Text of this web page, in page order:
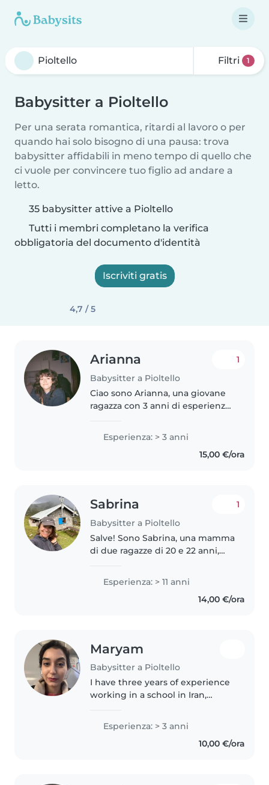
Filtri 1
Babysitter a Pioltello
Per una serata romantica, ritardi al lavoro o per
quando hai solo bisogno di una pausa: trova
babysitter affidabili in meno tempo di quello che
ci vuole per convincere tuo figlio ad andare a
letto.
35 babysitter attive a Pioltello
Tutti i membri completano la verifica
obbligatoria del documento d'identità
Iscriviti gratis
4,7 / 5
Arianna
Babysitter a Pioltello
1
Ciao sono Arianna, una giovane
ragazza con 3 anni di esperienza
sia bambini della scuola
elementare, sono anche brava ad
Esperienza: > 3 anni
15,00 €/ora
Sabrina
Babysitter a Pioltello
1
Salve! Sono Sabrina, una mamma
di due ragazze di 20 e 22 anni,
seria, ma al tempo stesso solare
Esperienza: > 11 anni
14,00 €/ora
Maryam
Babysitter a Pioltello
I have three years of experience
working in a school in Iran,
communication skills with
children of different ages. I am
patient, responsible, and able to
Esperienza: > 3 anni
10,00 €/ora